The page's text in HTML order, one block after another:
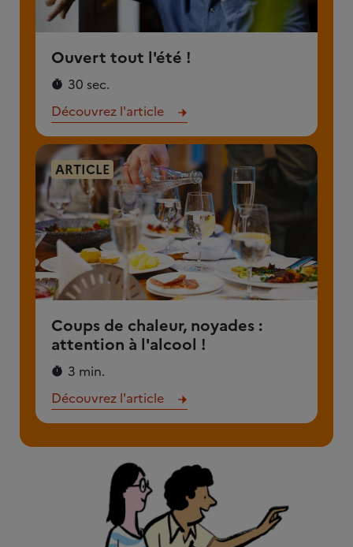
Ouvert tout l'été !
30 sec.
Découvrez l'article
ARTICLE
Coups de chaleur, noyades :
attention à l'alcool !
3 min.
Découvrez l'article